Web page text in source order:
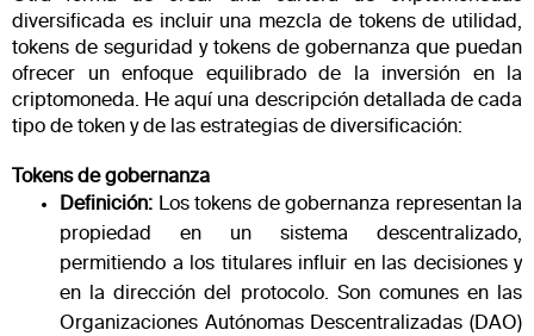
diversificada es incluir una mezcla de tokens de utilidad,
tokens de seguridad y tokens de gobernanza que puedan
ofrecer un enfoque equilibrado de la inversión en la
criptomoneda. He aquí una descripción detallada de cada
tipo de token y de las estrategias de diversificación:
Tokens de gobernanza
Definición: Los tokens de gobernanza representan la
propiedad en un sistema descentralizado,
permitiendo a los titulares influir en las decisiones y
en la dirección del protocolo. Son comunes en las
Organizaciones Autónomas Descentralizadas (DAO)